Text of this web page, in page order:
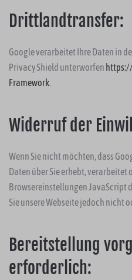
Drittlandtransfer:
Google verarbeitet Ihre Daten in
Privacy Shield unterworfen
Framework.
Widerruf der
Wenn Sie nicht möchten, dass
Daten über Sie erhebt, verarbeitet
Browsereinstellungen JavaScript
Sie unsere Webseite jedoch nicht
Bereitstellung
erforderlich: